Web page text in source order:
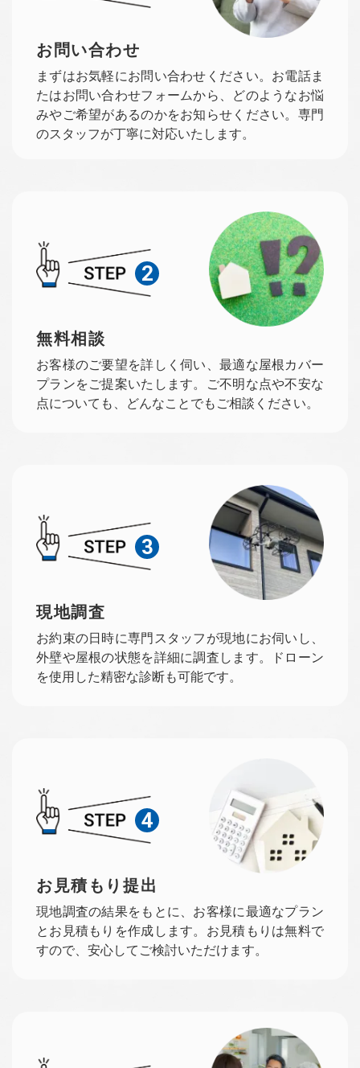
お問い合わせ
まずはお気軽にお問い合わせください。お電話ま
たはお問い合わせフォームから、どのようなお悩
みやご希望があるのかをお知らせください。専門
のスタッフが丁寧に対応いたします。
2
無料相談
お客様のご要望を詳しく伺い、最適な屋根カバー
プランをご提案いたします。ご不明な点や不安な
点についても、どんなことでもご相談ください。
3
現地調査
お約束の日時に専門スタッフが現地にお伺いし、
外壁や屋根の状態を詳細に調査します。ドローン
を使用した精密な診断も可能です。
4
お見積もり提出
現地調査の結果をもとに、お客様に最適なプラン
とお見積もりを作成します。お見積もりは無料で
すので、安心してご検討いただけます。